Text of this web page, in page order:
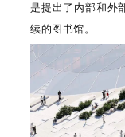
是提出了内部和外
续的图书馆。